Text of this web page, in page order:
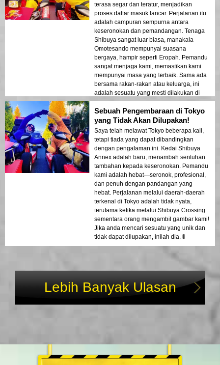
terasa segar dan teratur, menjadikan
proses daftar masuk lancar. Perjalanan itu
adalah campuran sempurna antara
keseronokan dan pemandangan. Tenaga
Shibuya sangat luar biasa, manakala
Omotesando mempunyai suasana
bergaya, hampir seperti Eropah. Pemandu
sangat menjaga kami, memastikan kami
mempunyai masa yang terbaik. Sama ada
bersama rakan-rakan atau keluarga, ini
adalah sesuatu yang mesti dilakukan di
Tokyo! 😊
Sebuah Pengembaraan di Tokyo
yang Tidak Akan Dilupakan!
Saya telah melawat Tokyo beberapa kali,
tetapi tiada yang dapat dibandingkan
dengan pengalaman ini. Kedai Shibuya
Annex adalah baru, menambah sentuhan
tambahan kepada keseronokan. Pemandu
kami adalah hebat—seronok, profesional,
dan penuh dengan pandangan yang
hebat. Perjalanan melalui daerah-daerah
terkenal di Tokyo adalah tidak nyata,
terutama ketika melalui Shibuya Crossing
sementara orang mengambil gambar kami!
Jika anda mencari sesuatu yang unik dan
tidak dapat dilupakan, inilah dia. 🚦
Lebih Banyak Ulasan